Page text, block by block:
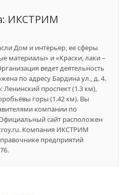
ИКСТРИМ
Дом и интерьер, ее сферы
материалы» и «Краски, лаки –
ведет деятельность
по адресу Бардина ул., д. 4.
проспект (1.3 км),
горы (1.42 км). Вы
компании по
сайт расположен
Компания ИКСТРИМ
предприятий